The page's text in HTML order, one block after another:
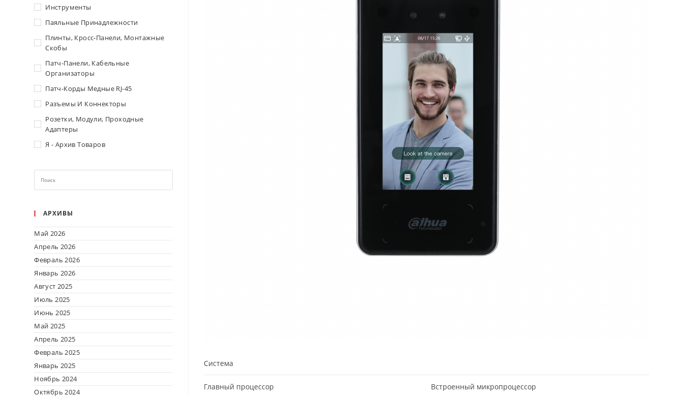
Система
Главный процессор Встроенный микропроцессор
Инструменты
Паяльные Принадлежности
Плинты, Кросс-Панели, Монтажные
Скобы
Патч-Панели, Кабельные
Организаторы
Патч-Корды Медные RJ-45
Разъемы И Коннекторы
Розетки, Модули, Проходные
Адаптеры
Я - Архив Товаров
АРХИВЫ
Май 2026
Апрель 2026
Февраль 2026
Январь 2026
Август 2025
Июль 2025
Июнь 2025
Май 2025
Апрель 2025
Февраль 2025
Январь 2025
Ноябрь 2024
Октябрь 2024